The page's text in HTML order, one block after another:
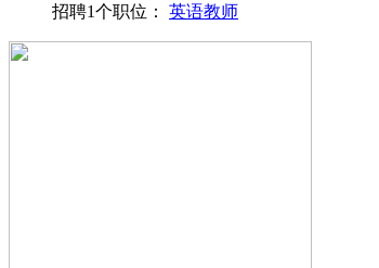
招聘1个职位：
英语教师